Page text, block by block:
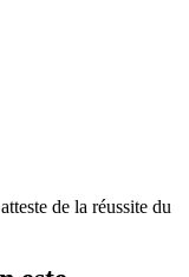
de la réussite du